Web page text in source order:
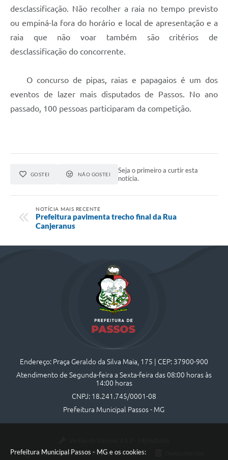
Prefeitura Municipal Passos - MG e os cookies:
desclassificação. Não recolher a raia no tempo previsto
ou empiná-la fora do horário e local de apresentação e a
raia que não voar também são critérios de
desclassificação do concorrente.
O concurso de pipas, raias e papagaios é um dos
eventos de lazer mais disputados de Passos. No ano
passado, 100 pessoas participaram da competição.
GOSTEI NÃO GOSTEI
Seja o primeiro a curtir esta
notícia.
NOTÍCIA MAIS RECENTE
Prefeitura pavimenta trecho final da Rua
Canjeranus
Endereço: Praça Geraldo da Silva Maia, 175 | CEP: 37900-900
Atendimento de Segunda-feira a Sexta-feira das 08:00 horas às
14:00 horas
CNPJ: 18.241.745/0001-08
Prefeitura Municipal Passos - MG
Portal atualizado em: 05/08/2026 16:44